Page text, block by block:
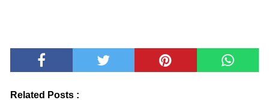
Related Posts :